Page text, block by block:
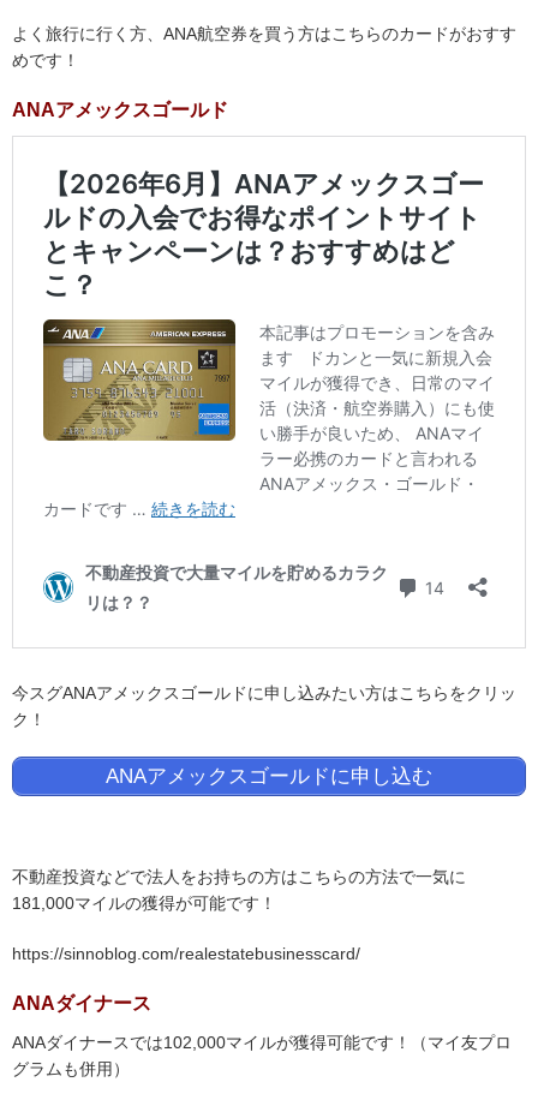
よく旅行に行く方、ANA航空券を買う方はこちらのカードがおすす
めです！
ANAアメックスゴールド
今スグANAアメックスゴールドに申し込みたい方はこちらをクリッ
ク！
ANAアメックスゴールドに申し込む
不動産投資などで法人をお持ちの方はこちらの方法で一気に
181,000マイルの獲得が可能です！
https://sinnoblog.com/realestatebusinesscard/
ANAダイナース
ANAダイナースでは102,000マイルが獲得可能です！（マイ友プロ
グラムも併用）